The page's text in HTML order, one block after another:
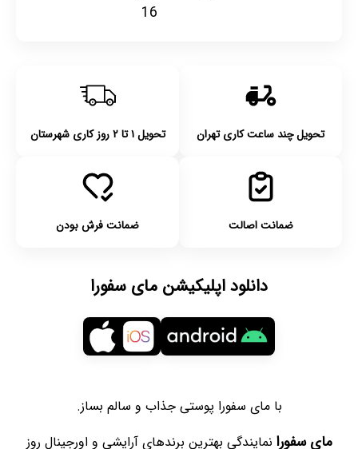
16
تحویل چند ساعت کاری تهران تحویل ۱ تا ۲ روز کاری شهرستان
ضمانت اصالت ضمانت فرش بودن
دانلود اپلیکیشن مای سفورا
با مای سفورا پوستی جذاب و سالم بساز.
مای سفورا نمایندگی بهترین برندهای آرایشی و اورجینال روز